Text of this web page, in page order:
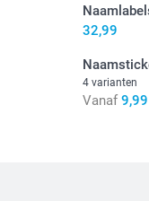
32,99
4 varianten
Vanaf 9,99